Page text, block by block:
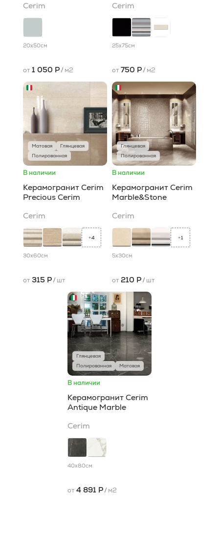
Cerim
20x50см
от 1 050 Р/ м2
Cerim
25x75см
от 750 Р/ м2
Матовая
Глянцевая
Полированная
В наличии
Керамогранит Cerim
Precious Cerim
Cerim
+4
30x60см
от 315 Р/ шт
Глянцевая
Полированная
В наличии
Керамогранит Cerim
Marble&Stone
Cerim
+1
5x30см
от 210 Р/ шт
Глянцевая
Полированная
Матовая
В наличии
Керамогранит Cerim
Antique Marble
Cerim
40x80см
от 4 891 Р/ м2